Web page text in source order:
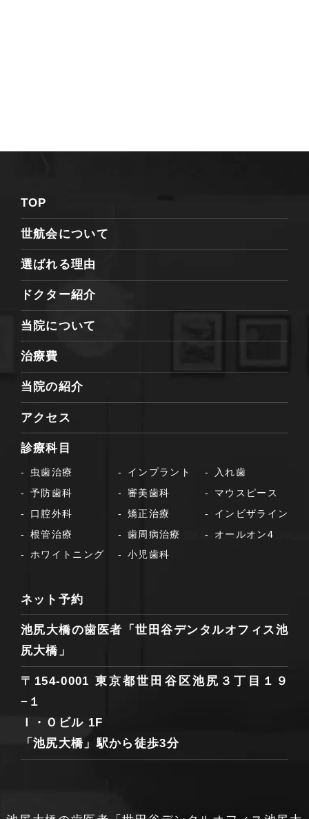
TOP
世航会について
選ばれる理由
ドクター紹介
当院について
治療費
当院の紹介
アクセス
診療科目
虫歯治療
予防歯科
口腔外科
根管治療
ホワイトニング
インプラント
審美歯科
矯正治療
歯周病治療
小児歯科
入れ歯
マウスピース
インビザライン
オールオン4
ネット予約
池尻大橋の歯医者「世田谷デンタルオフィス池
尻大橋」
〒154-0001 東京都世田谷区池尻３丁目１９
−１
Ｉ・Ｏビル 1F
「池尻大橋」駅から徒歩3分